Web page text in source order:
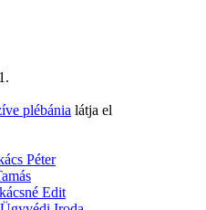
plébánia látja el
Péter
Edit